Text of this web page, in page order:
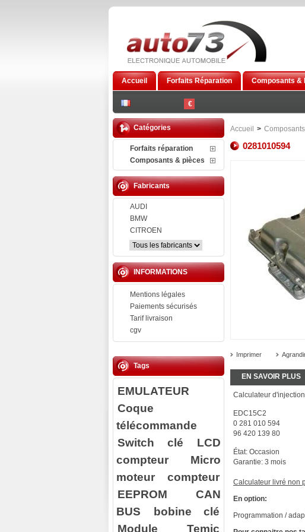
€
Accueil Forfaits Réparation Composants &
Catégories
Forfaits réparation
Composants & pièces
Fabricants
AUDI
BMW
CITROEN
INFORMATIONS
Mentions légales
Paiements sécurisés
Tarif livraison
cgv
Tags
EMULATEUR
Coque
télécommande
Switch clé
LCD
compteur
Micro
moteur compteur
EEPROM
CAN
BUS
bobine clé
Module Temic
Accueil >
0281010594
Imprimer
EN SAVOIR PLUS
Calculateur
EDC15C2
0 281 010 594
96 420 139 80
État: Occasion
Garantie: 3 mois
Calculateur livré non
En option:
Programmation /